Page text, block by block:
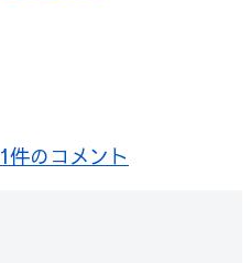
1件のコメント